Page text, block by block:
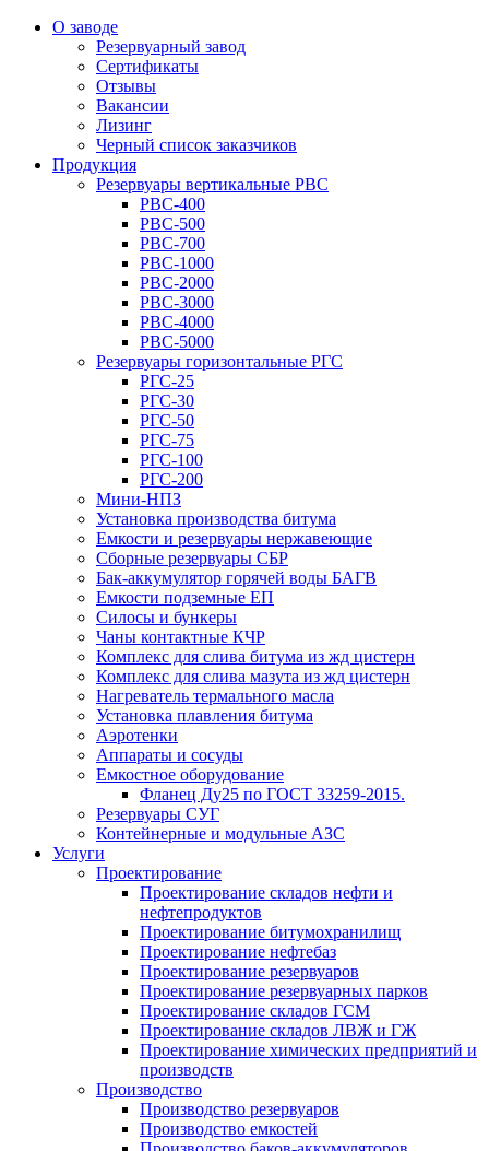
О заводе
Резервуарный завод
Сертификаты
Отзывы
Вакансии
Лизинг
Черный список заказчиков
Продукция
Резервуары вертикальные РВС
РВС-400
РВС-500
РВС-700
РВС-1000
РВС-2000
РВС-3000
РВС-4000
РВС-5000
Резервуары горизонтальные РГС
РГС-25
РГС-30
РГС-50
РГС-75
РГС-100
РГС-200
Мини-НПЗ
Установка производства битума
Емкости и резервуары нержавеющие
Сборные резервуары СБР
Бак-аккумулятор горячей воды БАГВ
Емкости подземные ЕП
Силосы и бункеры
Чаны контактные КЧР
Комплекс для слива битума из жд цистерн
Комплекс для слива мазута из жд цистерн
Нагреватель термального масла
Установка плавления битума
Аэротенки
Аппараты и сосуды
Емкостное оборудование
Фланец Ду25 по ГОСТ 33259-2015.
Резервуары СУГ
Контейнерные и модульные АЗС
Услуги
Проектирование
Проектирование складов нефти и
нефтепродуктов
Проектирование битумохранилищ
Проектирование нефтебаз
Проектирование резервуаров
Проектирование резервуарных парков
Проектирование складов ГСМ
Проектирование складов ЛВЖ и ГЖ
Проектирование химических предприятий и
производств
Производство
Производство резервуаров
Производство емкостей